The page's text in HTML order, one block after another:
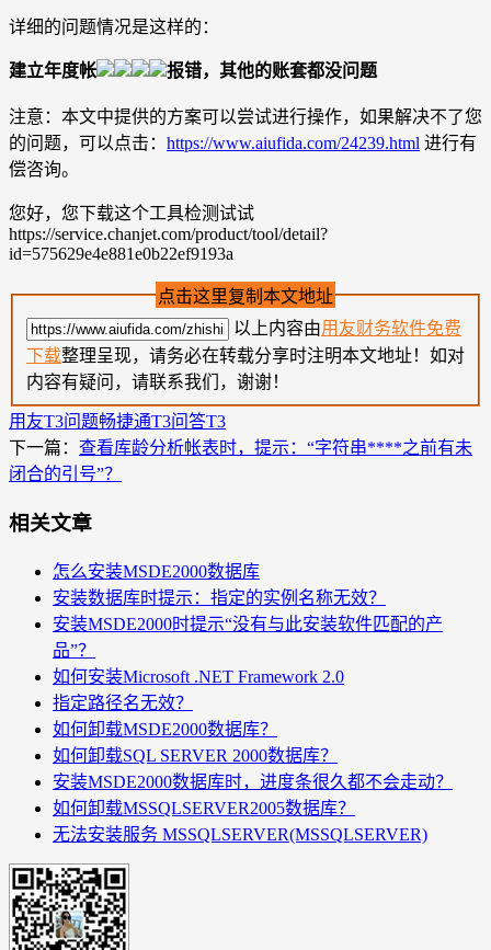
详细的问题情况是这样的：
建立年度帐 报错，其他的账套都没问题
注意：本文中提供的方案可以尝试进行操作，如果解决不了您
的问题，可以点击： https://www.aiufida.com/24239.html 进行有
偿咨询。
您好，您下载这个工具检测试试
https://service.chanjet.com/product/tool/detail?
id=575629e4e881e0b22ef9193a
点击这里复制本文地址
以上内容由用友财务软件免费
下载整理呈现，请务必在转载分享时注明本文地址！如对
内容有疑问，请联系我们，谢谢！
用友T3问题畅捷通T3问答T3
下一篇： 查看库龄分析帐表时，提示：“字符串****之前有未
闭合的引号”？
相关文章
怎么安装MSDE2000数据库
安装数据库时提示：指定的实例名称无效？
安装MSDE2000时提示“没有与此安装软件匹配的产
品”？
如何安装Microsoft .NET Framework 2.0
指定路径名无效？
如何卸载MSDE2000数据库？
如何卸载SQL SERVER 2000数据库？
安装MSDE2000数据库时，进度条很久都不会走动？
如何卸载MSSQLSERVER2005数据库？
无法安装服务 MSSQLSERVER(MSSQLSERVER)